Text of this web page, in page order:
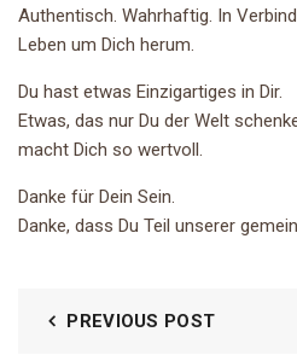
Authentisch. Wahrhaftig. In
Leben um Dich herum.
Du hast etwas Einzigartiges in Dir.
Etwas, das nur Du der Welt
macht Dich so wertvoll.
Danke für Dein Sein.
Danke, dass Du Teil unserer
PREVIOUS POST